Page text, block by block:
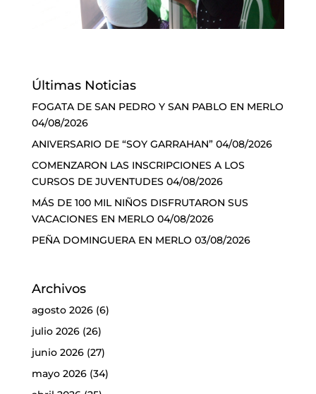
Últimas Noticias
FOGATA DE SAN PEDRO Y SAN PABLO EN MERLO
04/08/2026
ANIVERSARIO DE “SOY GARRAHAN” 04/08/2026
COMENZARON LAS INSCRIPCIONES A LOS
CURSOS DE JUVENTUDES 04/08/2026
MÁS DE 100 MIL NIÑOS DISFRUTARON SUS
VACACIONES EN MERLO 04/08/2026
PEÑA DOMINGUERA EN MERLO 03/08/2026
Archivos
agosto 2026(6)
julio 2026(26)
junio 2026(27)
mayo 2026(34)